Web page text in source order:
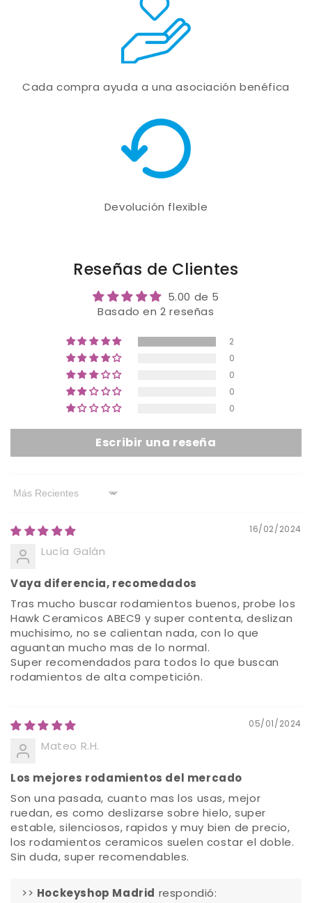
Cada compra ayuda a una asociación benéfica
Devolución flexible
Reseñas de Clientes
5.00 de 5
Basado en 2 reseñas
2
0
0
0
0
Escribir una reseña
Sort by
16/02/2024
Lucía Galán
Vaya diferencia, recomedados
Tras mucho buscar rodamientos buenos, probe los
Hawk Ceramicos ABEC9 y super contenta, deslizan
muchisimo, no se calientan nada, con lo que
aguantan mucho mas de lo normal.
Super recomendados para todos lo que buscan
rodamientos de alta competición.
05/01/2024
Mateo R.H.
Los mejores rodamientos del mercado
Son una pasada, cuanto mas los usas, mejor
ruedan, es como deslizarse sobre hielo, super
estable, silenciosos, rapidos y muy bien de precio,
los rodamientos ceramicos suelen costar el doble.
Sin duda, super recomendables.
>> Hockeyshop Madrid respondió: